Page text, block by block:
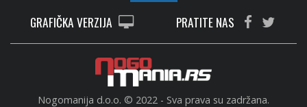
GRAFIČKA VERZIJA
PRATITE NAS
Nogomanija d.o.o. © 2022 - Sva prava su zadržana.